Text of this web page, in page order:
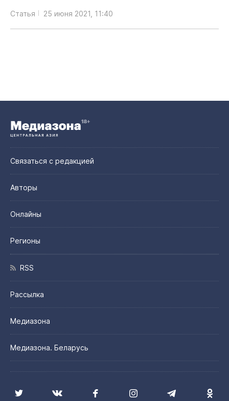
Статья 25 июня 2021, 11:40
Связаться с редакцией
Авторы
Онлайны
Регионы
RSS
Рассылка
Медиазона
Медиазона. Беларусь